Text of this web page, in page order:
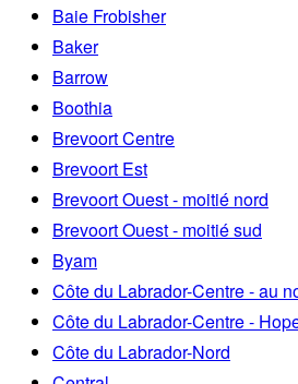
Baie Frobisher
Baker
Barrow
Boothia
Brevoort Centre
Brevoort Est
Brevoort Ouest - moitié nord
Brevoort Ouest - moitié sud
Byam
Côte du Labrador-Centre - au
Côte du Labrador-Centre -
Côte du Labrador-Nord